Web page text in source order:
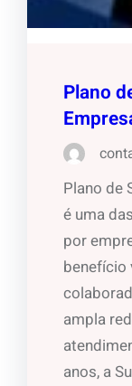
Plano
Plano de
é uma
por
benefício
ampla
anos, a